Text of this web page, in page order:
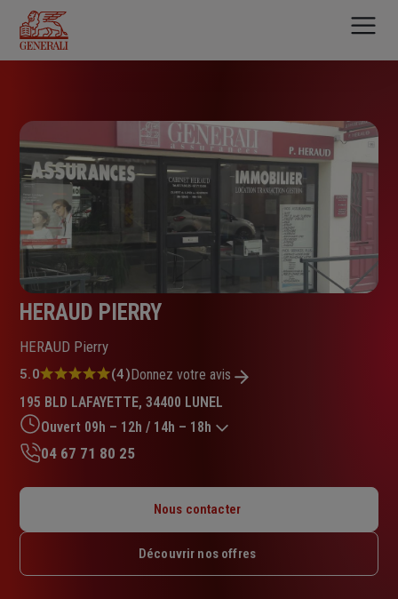
contenu
principal
HERAUD PIERRY
HERAUD Pierry
Note
5.0
sur
5
étoiles
5.0 (4)Donnez votre avis
195 BLD LAFAYETTE, 34400 LUNEL
Ouvert 09h – 12h / 14h – 18h
Mardi : 09h – 12h / 14h – 18h
Jeudi : 09h – 12h / 14h – 18h
04 67 71 80 25
Nous contacter
Découvrir nos offres